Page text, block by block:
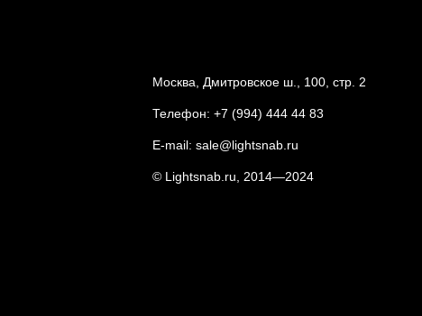
Москва, Дмитровское ш., 100, стр. 2
Телефон: +7 (994) 444 44 83
E-mail: sale@lightsnab.ru
© Lightsnab.ru, 2014—2024